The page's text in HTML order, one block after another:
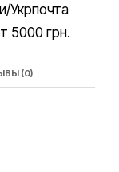
Укрпочта
5000 грн.
(0)